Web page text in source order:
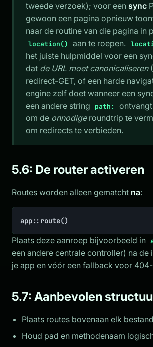
tweede verzoek); voor een sync
gewoon een pagina opnieuw
naar de routine van die pagina in
location() aan te roepen.
het juiste hulpmiddel voor een
dat de URL moet canonicaliseren
redirect-GET, of een harde
engine zelf doet wanneer een
een andere string path:
om de onnodigeroundtrip te
om redirects te verbieden.
5.6: De router activeren
Routes worden alleen gematcht na:
app::route()
Plaats deze aanroep bijvoorbeeld in
een andere centrale controller) na de
je app en vóór een fallback voor
5.7: Aanbevolen
Plaats routes bovenaan elk
Houd pad en methodenaam